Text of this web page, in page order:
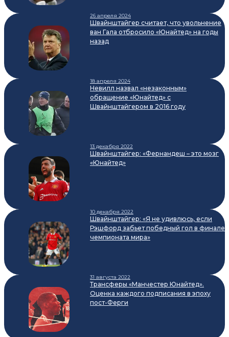
26 апреля 2024
Швайнштайгер считает, что увольнение
ван Гала отбросило «Юнайтед» на годы
назад
18 апреля 2024
Невилл назвал «незаконным»
обращение «Юнайтед» с
Швайнштайгером в 2016 году
13 декабря 2022
Швайнштайгер: «Фернандеш – это мозг
«Юнайтед»
10 декабря 2022
Швайнштайгер: «Я не удивлюсь, если
Рэшфорд забьет победный гол в финале
чемпионата мира»
31 августа 2022
Трансферы «Манчестер Юнайтед».
Оценка каждого подписания в эпоху
пост-Ферги